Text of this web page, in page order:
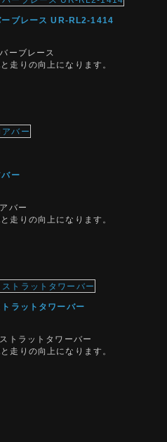
ブレース UR-RL2-1414
ーブレース
走りの向上になります。
ー
バー
走りの向上になります。
ラットタワーバー
トラットタワーバー
走りの向上になります。